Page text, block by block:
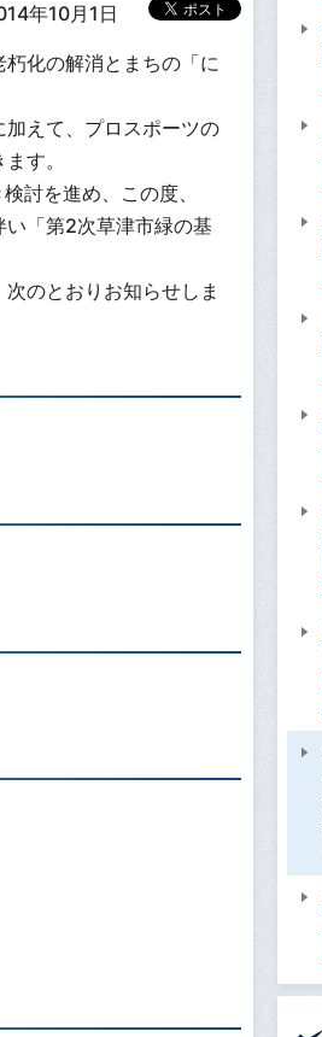
年10月1日
化の解消とまちの「に
えて、プロスポーツの
す。
討を進め、この度、
い「第2次草津市緑の基
のとおりお知らせしま